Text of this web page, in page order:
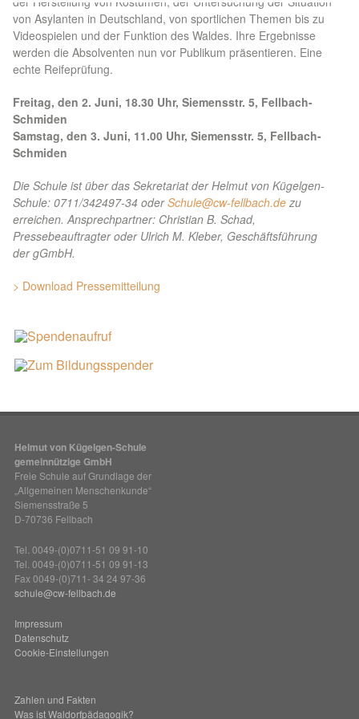
von Asylanten in Deutschland, von sportlichen Themen bis zu
Videospielen und der Funktion des Waldes. Ihre Ergebnisse
werden die Absolventen nun vor Publikum präsentieren. Eine
echte Reifeprüfung.
Freitag, den 2. Juni, 18.30 Uhr, Siemensstr. 5, Fellbach-
Schmiden
Samstag, den 3. Juni, 11.00 Uhr, Siemensstr. 5, Fellbach-
Schmiden
Die Schule ist über das Sekretariat der Helmut von Kügelgen-
Schule: 0711/342497-34 oderSchule@cw-fellbach.de zu
erreichen. Ansprechpartner: Christian B. Schad,
Pressebeauftragter oder Ulrich M. Kleber, Geschäftsführung
der gGmbH.
> Download Pressemitteilung
Helmut von Kügelgen-Schule
gemeinnützige GmbH
Freie Schule auf Grundlage der
„Allgemeinen Menschenkunde“
Siemensstraße 5
D-70736 Fellbach
Tel. 0049-(0)0711-51 09 91-10
Tel. 0049-(0)0711-51 09 91-13
Fax 0049-(0)711- 34 24 97-36
schule@cw-fellbach.de
Impressum
Datenschutz
Cookie-Einstellungen
Zahlen und Fakten
Was ist Waldorfpädagogik?